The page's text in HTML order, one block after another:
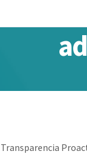
Transparencia